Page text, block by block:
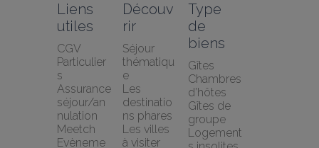
Liens
utiles
CGV
Particulier
s
Assurance
séjour/an
nulation
Meetch
Evèneme
Découv
rir
Séjour
thématiqu
e
Les
destinatio
ns phares
Les villes
à visiter
Type
de
biens
Gîtes
Chambres
d’hôtes
Gîtes de
groupe
Logement